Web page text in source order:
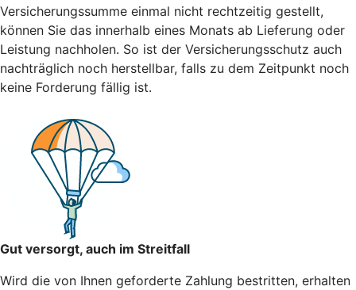
Versicherungssumme einmal nicht rechtzeitig gestellt,
können Sie das innerhalb eines Monats ab Lieferung oder
Leistung nachholen. So ist der Versicherungsschutz auch
nachträglich noch herstellbar, falls zu dem Zeitpunkt noch
keine Forderung fällig ist.
Gut versorgt, auch im Streitfall
Wird die von Ihnen geforderte Zahlung bestritten, erhalten